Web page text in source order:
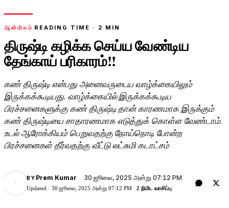
ஆன்மிகம் READING TIME · 2 MIN
திருஷ்டி கழிக்க செய்ய வேண்டிய
தேங்காய் பரிகாரம்!!
கண் திருஷ்டி என்பது அனைவருடைய வாழ்க்கையிலும்
இருக்கக்கூடியது. வாழ்க்கையில் இருக்கக்கூடிய
பிரச்சனைகளுக்கு கண் திருஷ்டி தான் காரணமாக இருக்கும்
கண் திருஷ்டியை சாதாரணமாக எடுத்துக் கொள்ள வேண்டாம்.
உடல் ஆரோக்கியம் பெறுவதற்கு நோய்நொடி போன்ற
பிரச்சனைகள் தீர்வதற்கு வீட்டு லட்சுமி கடாட்சம்
PK
BY Prem Kumar 30 ஜூலை, 2025 அன்று 07:12 PM
Updated · 30 ஜூலை, 2025 அன்று 07:12 PM 2 நிமிட வாசிப்பு